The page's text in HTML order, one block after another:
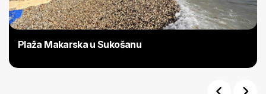
Plaža Makarska u Sukošanu